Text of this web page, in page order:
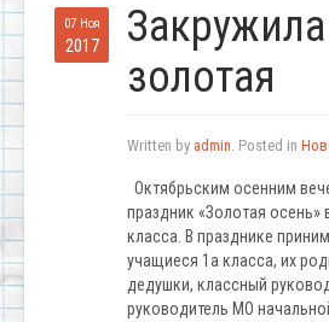
07 Ноя
2017
золотая
Written by admin. Posted in
Октябрьским осенним
праздник «Золотая
класса. В празднике
учащиеся 1а класса, их
дедушки, классный
руководитель МО